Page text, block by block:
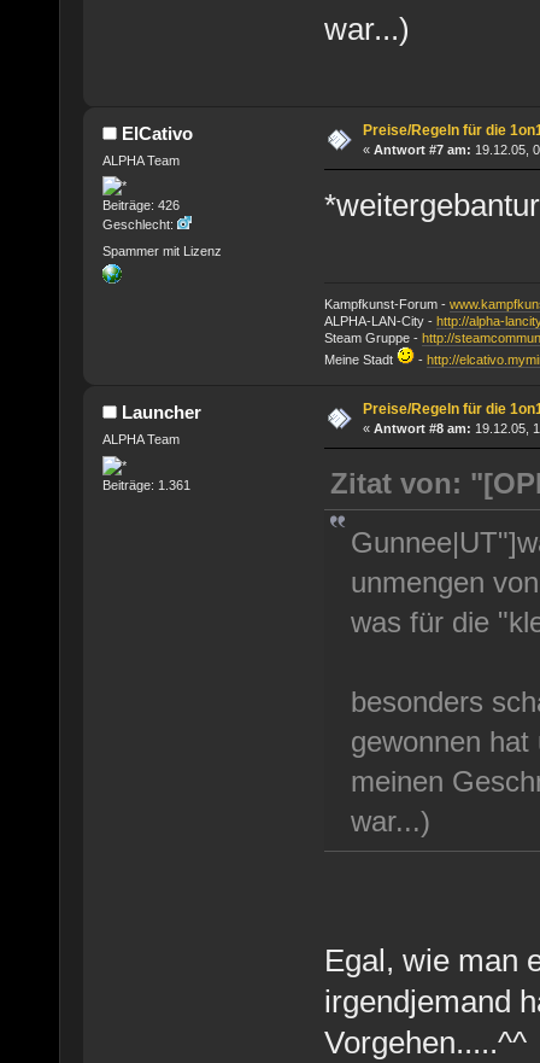
war...)
ElCativo
ALPHA Team
Beiträge: 426
Geschlecht:
Spammer mit Lizenz
Preise/Regeln für die
« Antwort #7 am: 19.12.05,
Kampfkunst-Forum -
ALPHA-LAN-City - http://alpha-
Steam Gruppe - http://
Meine Stadt
- http://
Launcher
ALPHA Team
Beiträge: 1.361
Preise/Regeln für die
« Antwort #8 am: 19.12.05,
Zitat von:
unmengen
was für die
besonders
gewonnen
meinen
war...)
Egal, wie man
irgendjemand
Vorgehen.....^^